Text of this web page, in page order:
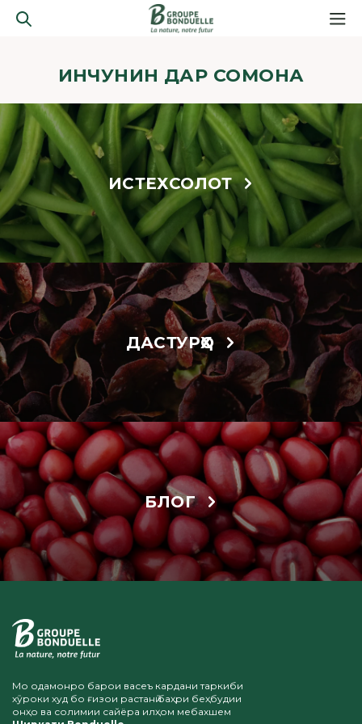
ИНЧУНИН ДАР СОМОНА
ИСТЕХСОЛОТ
ДАСТУРҲО
БЛОГ
Мо одамонро барои васеъ кардани таркиби
хӯроки худ бо ғизои растанӣ баҳри беҳбудии
онҳо ва солимии сайёра илҳом мебахшем